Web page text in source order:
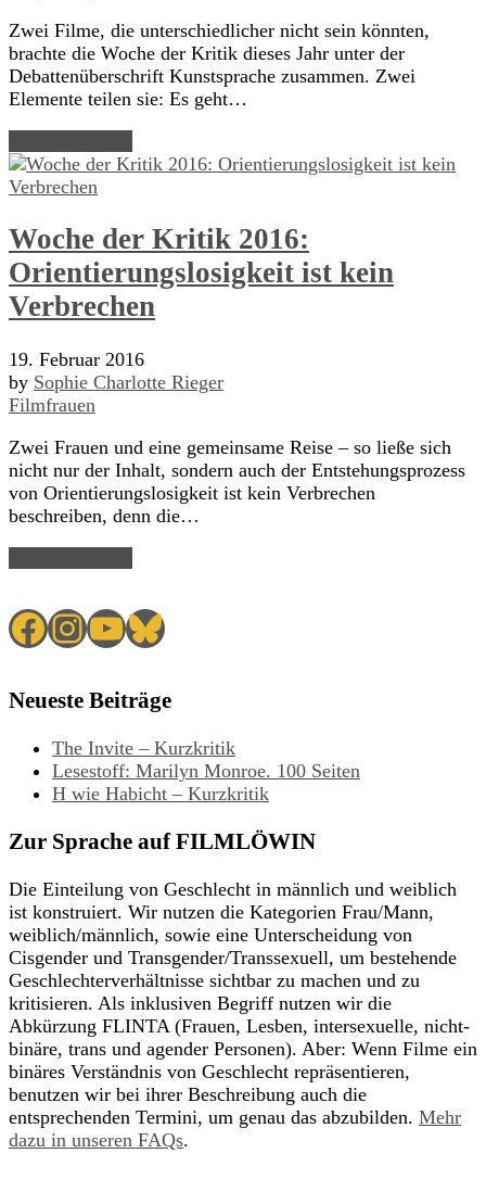
Zwei Filme, die unterschiedlicher nicht sein könnten,
brachte die Woche der Kritik dieses Jahr unter der
Debattenüberschrift Kunstsprache zusammen. Zwei
Elemente teilen sie: Es geht…
Woche der Kritik 2016:
Orientierungslosigkeit ist kein
Verbrechen
19. Februar 2016
by Sophie Charlotte Rieger
Filmfrauen
Zwei Frauen und eine gemeinsame Reise – so ließe sich
nicht nur der Inhalt, sondern auch der Entstehungsprozess
von Orientierungslosigkeit ist kein Verbrechen
beschreiben, denn die…
Facebook
Instagram
YouTube
Bluesky
Neueste Beiträge
The Invite – Kurzkritik
Lesestoff: Marilyn Monroe. 100 Seiten
H wie Habicht – Kurzkritik
Zur Sprache auf FILMLÖWIN
Die Einteilung von Geschlecht in männlich und weiblich
ist konstruiert. Wir nutzen die Kategorien Frau/Mann,
weiblich/männlich, sowie eine Unterscheidung von
Cisgender und Transgender/Transsexuell, um bestehende
Geschlechterverhältnisse sichtbar zu machen und zu
kritisieren. Als inklusiven Begriff nutzen wir die
Abkürzung FLINTA (Frauen, Lesben, intersexuelle, nicht-
binäre, trans und agender Personen). Aber: Wenn Filme ein
binäres Verständnis von Geschlecht repräsentieren,
benutzen wir bei ihrer Beschreibung auch die
entsprechenden Termini, um genau das abzubilden. Mehr
dazu in unseren FAQs.